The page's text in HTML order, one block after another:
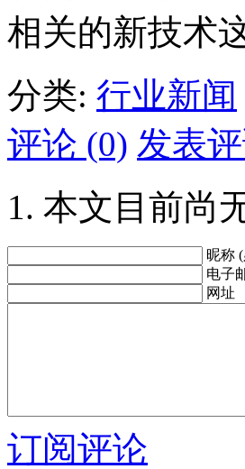
相关的新技术
分类: 行业新闻
评论 (0) 发表
本文目前尚
昵称
电子
网址
订阅评论